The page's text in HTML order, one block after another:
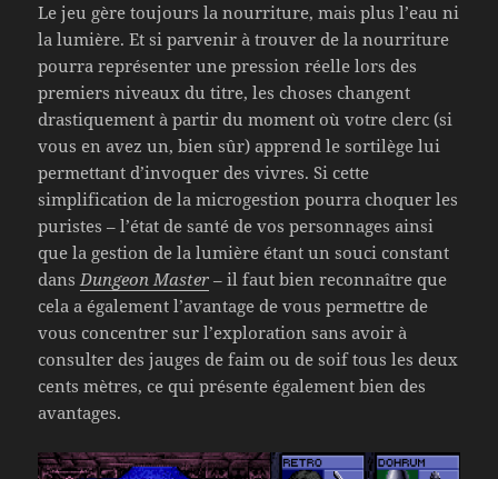
Le jeu gère toujours la nourriture, mais plus l’eau ni
la lumière. Et si parvenir à trouver de la nourriture
pourra représenter une pression réelle lors des
premiers niveaux du titre, les choses changent
drastiquement à partir du moment où votre clerc (si
vous en avez un, bien sûr) apprend le sortilège lui
permettant d’invoquer des vivres. Si cette
simplification de la microgestion pourra choquer les
puristes – l’état de santé de vos personnages ainsi
que la gestion de la lumière étant un souci constant
dansDungeon Master – il faut bien reconnaître que
cela a également l’avantage de vous permettre de
vous concentrer sur l’exploration sans avoir à
consulter des jauges de faim ou de soif tous les deux
cents mètres, ce qui présente également bien des
avantages.